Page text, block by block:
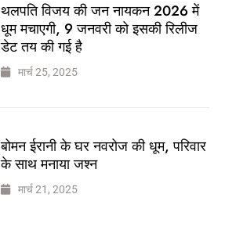
थलपति विजय की जन नायकन 2026 में
धूम मचाएगी, 9 जनवरी को इसकी रिलीज
डेट तय की गई है
मार्च 25, 2025
बोमन ईरानी के घर नवरोज की धूम, परिवार
के साथ मनाया जश्न
मार्च 21, 2025